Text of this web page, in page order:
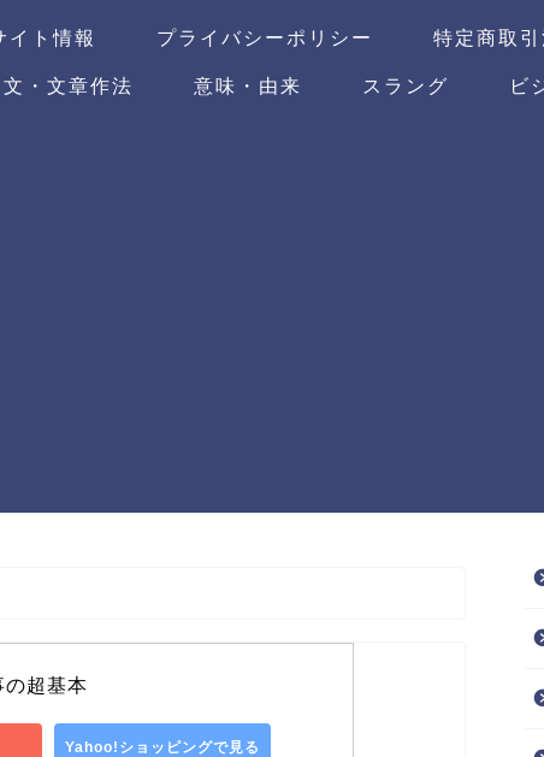
イト情報 プライバシーポリシー
特定商取
・文章作法 意味・由来 スラング
ビ
の超基本
Yahoo!ショッピングで見る